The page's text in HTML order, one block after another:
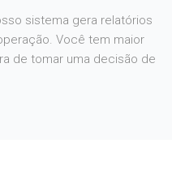
sistema gera relatórios
Você tem maior
de tomar uma decisão de